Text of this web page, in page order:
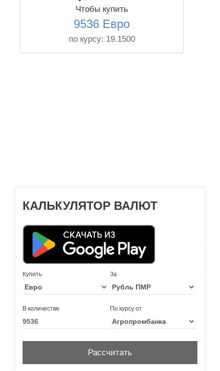
Чтобы купить
9536 Евро
по курсу: 19.1500
КАЛЬКУЛЯТОР ВАЛЮТ
Купить За
В количестве По курсу от